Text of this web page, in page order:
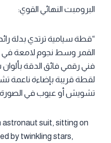
البرومبت النهائي القوي:
“قطة سيامية ترتدي بدلة
القمر وسط نجوم لامعة في
لقطة قريبة بإضاءة ناعمة
تشويش أو عيوب في
astronaut suit, sitting on
by twinkling stars,